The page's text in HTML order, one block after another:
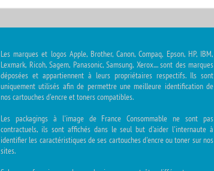
Les marques et logos Apple, Brother, Canon, Compaq, Epson, HP, IBM,
Lexmark, Ricoh, Sagem, Panasonic, Samsung, Xerox.... sont des marques
déposées et appartiennent à leurs propriétaires respectifs. Ils sont
uniquement utilisés afin de permettre une meilleure identification de
nos cartouches d'encre et toners compatibles.
Les packagings à l'image de France Consommable ne sont pas
contractuels, ils sont affichés dans le seul but d'aider l'internaute à
identifier les caractéristiques de ses cartouches d'encre ou toner sur nos
sites.